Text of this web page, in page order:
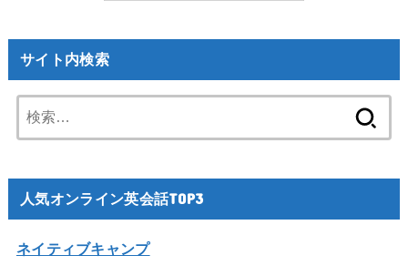
サイト内検索
索:
人気オンライン英会話TOP3
ネイティブキャンプ